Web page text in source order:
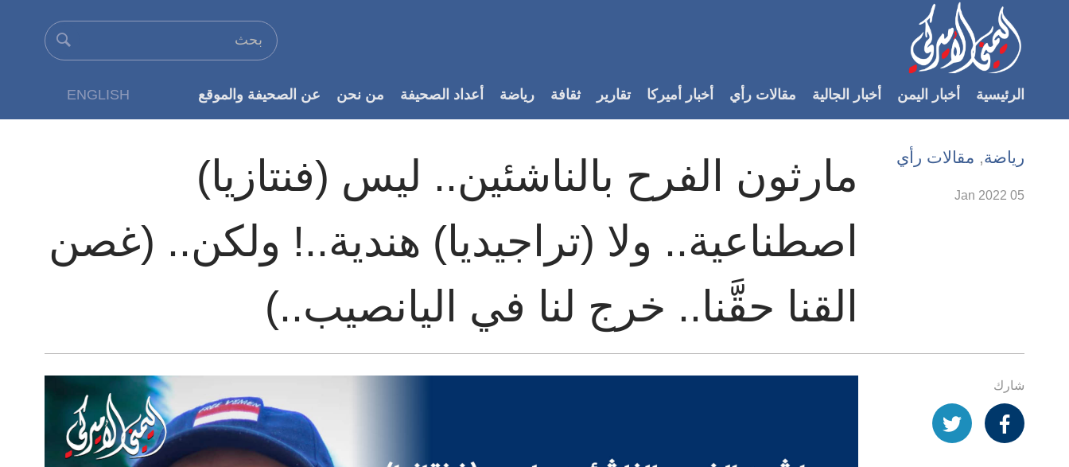
Accessibility
الرئيسي
الأقسام
ENGLISH الرئيسية أخبار اليمن أخبار الجالية مقالات رأي أخبار أميركا تقارير ثقافة رياضة أعداد الصحيفة من نحن عن الصحيفة والموقع
رياضة, مقالات رأي
مارثون الفرح بالناشئين.. ليس (فنتازيا)
اصطناعية.. ولا (تراجيديا) هندية..! ولكن.. (غصن
القنا حقَّنا.. خرج لنا في اليانصيب..)
05 Jan 2022
شارك